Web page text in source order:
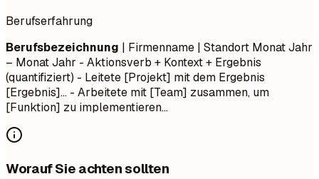
Berufserfahrung
Berufsbezeichnung | Firmenname | Standort Monat Jahr
– Monat Jahr - Aktionsverb + Kontext + Ergebnis
(quantifiziert) - Leitete [Projekt] mit dem Ergebnis
[Ergebnis]... - Arbeitete mit [Team] zusammen, um
[Funktion] zu implementieren...
Worauf Sie achten sollten